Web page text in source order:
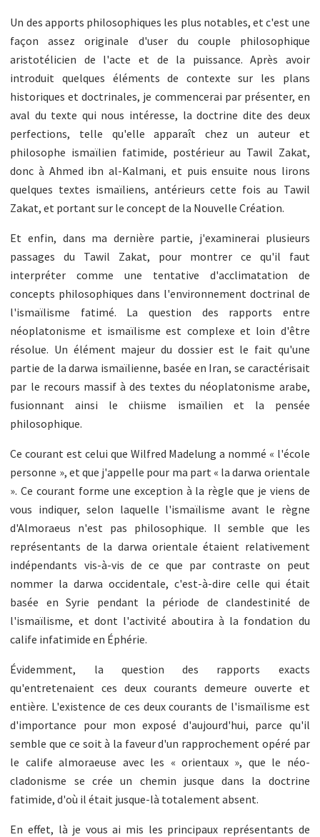
Un des apports philosophiques les plus notables, et c'est une
façon assez originale d'user du couple philosophique
aristotélicien de l'acte et de la puissance. Après avoir
introduit quelques éléments de contexte sur les plans
historiques et doctrinales, je commencerai par présenter, en
aval du texte qui nous intéresse, la doctrine dite des deux
perfections, telle qu'elle apparaît chez un auteur et
philosophe ismaïlien fatimide, postérieur au Tawil Zakat,
donc à Ahmed ibn al-Kalmani, et puis ensuite nous lirons
quelques textes ismaïliens, antérieurs cette fois au Tawil
Zakat, et portant sur le concept de la Nouvelle Création.
Et enfin, dans ma dernière partie, j'examinerai plusieurs
passages du Tawil Zakat, pour montrer ce qu'il faut
interpréter comme une tentative d'acclimatation de
concepts philosophiques dans l'environnement doctrinal de
l'ismaïlisme fatimé. La question des rapports entre
néoplatonisme et ismaïlisme est complexe et loin d'être
résolue. Un élément majeur du dossier est le fait qu'une
partie de la darwa ismaïlienne, basée en Iran, se caractérisait
par le recours massif à des textes du néoplatonisme arabe,
fusionnant ainsi le chiisme ismaïlien et la pensée
philosophique.
Ce courant est celui que Wilfred Madelung a nommé « l'école
personne », et que j'appelle pour ma part « la darwa orientale
». Ce courant forme une exception à la règle que je viens de
vous indiquer, selon laquelle l'ismaïlisme avant le règne
d'Almoraeus n'est pas philosophique. Il semble que les
représentants de la darwa orientale étaient relativement
indépendants vis-à-vis de ce que par contraste on peut
nommer la darwa occidentale, c'est-à-dire celle qui était
basée en Syrie pendant la période de clandestinité de
l'ismaïlisme, et dont l'activité aboutira à la fondation du
calife infatimide en Éphérie.
Évidemment, la question des rapports exacts
qu'entretenaient ces deux courants demeure ouverte et
entière. L'existence de ces deux courants de l'ismaïlisme est
d'importance pour mon exposé d'aujourd'hui, parce qu'il
semble que ce soit à la faveur d'un rapprochement opéré par
le calife almoraeuse avec les « orientaux », que le néo-
cladonisme se crée un chemin jusque dans la doctrine
fatimide, d'où il était jusque-là totalement absent.
En effet, là je vous ai mis les principaux représentants de